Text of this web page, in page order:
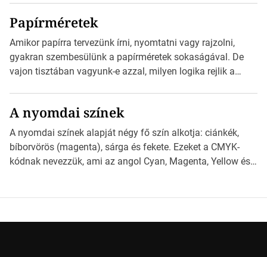
Illustratorban készült vektorgrafika. *Hirdetés Minden
esetben konzultáljunk a nyomdával, mielőtt elkezdjük a
nyomdai előkészítést!Nehogy az elkészült munka után
derüljön ki, hogy valamit másképp kellett volna csinálni! […]
Papírméretek
Amikor papírra tervezünk írni, nyomtatni vagy rajzolni,
gyakran szembesülünk a papírméretek sokaságával. De
vajon tisztában vagyunk-e azzal, milyen logika rejlik a
*Hirdetés Ebben a cikkben a papírméretek izgalmas
világába kalauzolunk el téged, hogy jobban megértsd,
milyen szempontok alapján érdemes választanod a
jövőben. Bevezetés a papírméretek világába A […]
A nyomdai színek
A nyomdai színek alapját négy fő szín alkotja: ciánkék,
bíborvörös (magenta), sárga és fekete. Ezeket a CMYK-
kódnak nevezzük, ami az angol Cyan, Magenta, Yellow és